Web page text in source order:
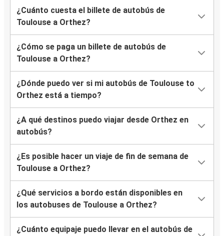
¿Cuánto cuesta el billete de autobús de
Toulouse a Orthez?
¿Cómo se paga un billete de autobús de
Toulouse a Orthez?
¿Dónde puedo ver si mi autobús de Toulouse to
Orthez está a tiempo?
¿A qué destinos puedo viajar desde Orthez en
autobús?
¿Es posible hacer un viaje de fin de semana de
Toulouse a Orthez?
¿Qué servicios a bordo están disponibles en
los autobuses de Toulouse a Orthez?
¿Cuánto equipaje puedo llevar en el autobús de